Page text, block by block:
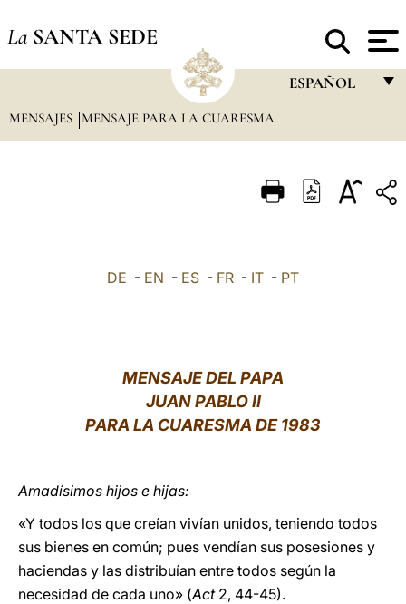
La SANTA SEDE
ESPAÑOL
ITALIANO
LATINE
MENSAJES MENSAJE PARA LA CUARESMA
DE - EN - ES - FR - IT - PT
MENSAJE DEL PAPA
JUAN PABLO II
PARA LA CUARESMA DE 1983
Amadísimos hijos e hijas:
«Y todos los que creían vivían unidos, teniendo todos
sus bienes en común; pues vendían sus posesiones y
haciendas y las distribuían entre todos según la
necesidad de cada uno» (Act2, 44-45).